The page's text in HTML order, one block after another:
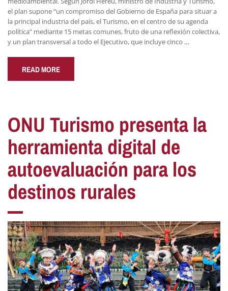
el plan supone “un compromiso del Gobierno de España para situar a
la principal industria del país, el Turismo, en el centro de su agenda
política” mediante 15 metas comunes, fruto de una reflexión colectiva,
y un plan transversal a todo el Ejecutivo, que incluye cinco …
READ MORE
ONU Turismo presenta la
herramienta digital de
autoevaluación para los
destinos rurales